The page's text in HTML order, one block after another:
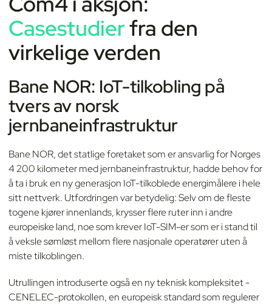
Casestudierfra den
virkelige verden
Bane NOR: IoT-tilkobling på
tvers av norsk
jernbaneinfrastruktur
Bane NOR, det statlige foretaket som er ansvarlig for Norges
4 200 kilometer med jernbaneinfrastruktur, hadde behov for
å ta i bruk en ny generasjon IoT-tilkoblede energimålere i hele
sitt nettverk. Utfordringen var betydelig: Selv om de fleste
togene kjører innenlands, krysser flere ruter inn i andre
europeiske land, noe som krever IoT-SIM-er som er i stand til
å veksle sømløst mellom flere nasjonale operatører uten å
miste tilkoblingen.
Utrullingen introduserte også en ny teknisk kompleksitet -
CENELEC-protokollen, en europeisk standard som regulerer